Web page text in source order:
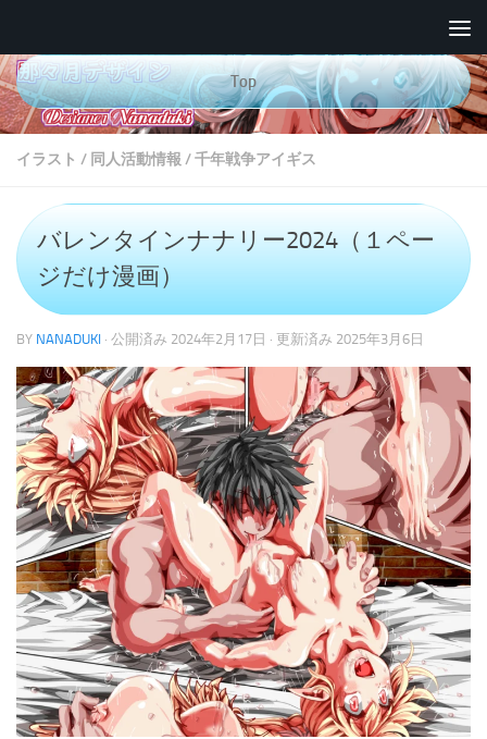
Top
イラスト / 同人活動情報 /千年戦争アイギス
バレンタインナナリー2024（１ペー
ジだけ漫画）
BY NANADUKI · 公開済み 2024年2月17日 · 更新済み 2025年3月6日